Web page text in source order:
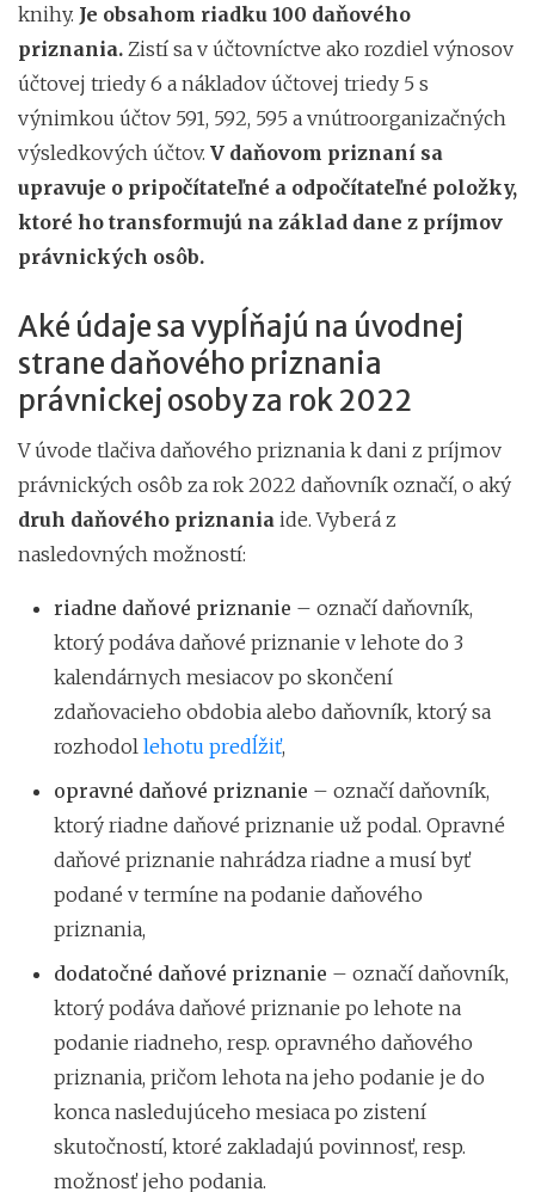
knihy. Je obsahom riadku 100 daňového
priznania. Zistí sa v účtovníctve ako rozdiel výnosov
účtovej triedy 6 a nákladov účtovej triedy 5 s
výnimkou účtov 591, 592, 595 a vnútroorganizačných
výsledkových účtov. V daňovom priznaní sa
upravuje o pripočítateľné a odpočítateľné položky,
ktoré ho transformujú na základ dane z príjmov
právnických osôb.
Aké údaje sa vypĺňajú na úvodnej
strane daňového priznania
právnickej osoby za rok 2022
V úvode tlačiva daňového priznania k dani z príjmov
právnických osôb za rok 2022 daňovník označí, o aký
druh daňového priznania ide. Vyberá z
nasledovných možností:
riadne daňové priznanie – označí daňovník,
ktorý podáva daňové priznanie v lehote do 3
kalendárnych mesiacov po skončení
zdaňovacieho obdobia alebo daňovník, ktorý sa
rozhodol lehotu predĺžiť,
opravné daňové priznanie – označí daňovník,
ktorý riadne daňové priznanie už podal. Opravné
daňové priznanie nahrádza riadne a musí byť
podané v termíne na podanie daňového
priznania,
dodatočné daňové priznanie – označí daňovník,
ktorý podáva daňové priznanie po lehote na
podanie riadneho, resp. opravného daňového
priznania, pričom lehota na jeho podanie je do
konca nasledujúceho mesiaca po zistení
skutočností, ktoré zakladajú povinnosť, resp.
možnosť jeho podania.